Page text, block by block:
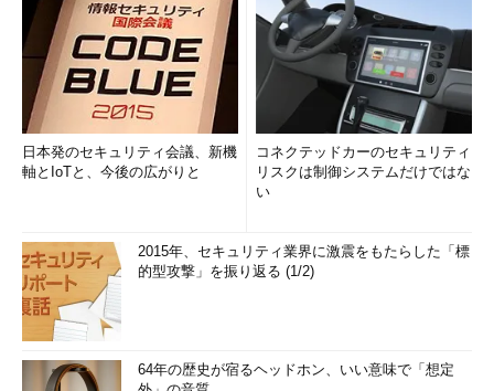
日本発のセキュリティ会議、新機
軸とIoTと、今後の広がりと
コネクテッドカーのセキュリティ
リスクは制御システムだけではな
い
2015年、セキュリティ業界に激震をもたらした「標
的型攻撃」を振り返る (1/2)
64年の歴史が宿るヘッドホン、いい意味で「想定